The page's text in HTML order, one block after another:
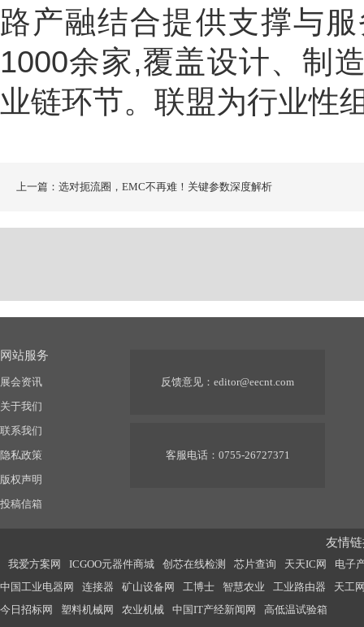
路产融结合提供支撑与
1000余家,覆盖设计、制
业链环节。联盟为行业性
上一篇：选对扼流圈，EMC不再难！关键参数深度解析
网站服务
展会资讯
关于我们
联系我们
隐私政策
版权声明
投稿信箱
反馈意见： editor@eecnt.com
客服电话：0755-26727371
友情
我爱方案网 ICGOO元器件商城 创芯在线检测 芯片查询 天天IC网
电子
中国工业电器网
连接器 矿山设备网 工博士 智慧农业 工业路由器
天工
今日招标网
塑料机械网 农业机械 中国IT产经新闻网 高低温试验箱